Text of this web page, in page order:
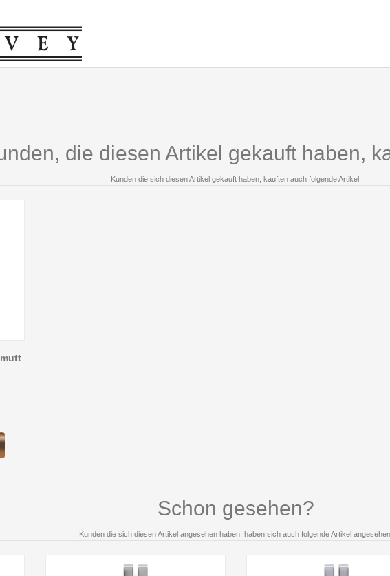
die diesen Artikel gekauft haben,
Kunden die sich diesen Artikel gekauft haben, kauften auch folgende Artikel.
Schon gesehen?
Kunden die sich diesen Artikel angesehen haben, haben sich auch folgende Artikel